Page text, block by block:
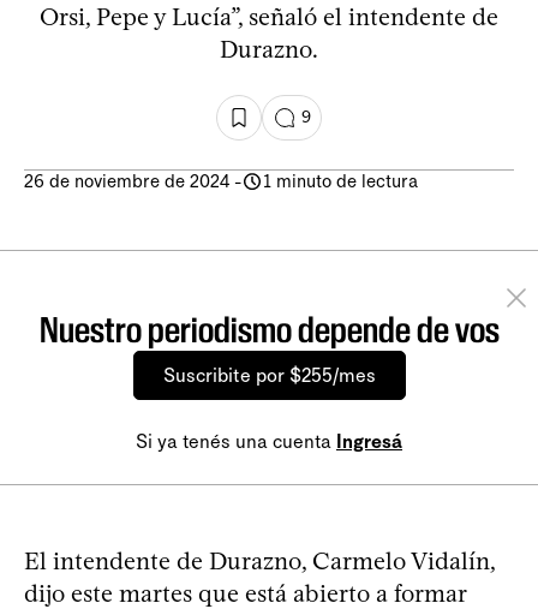
Orsi, Pepe y Lucía”, señaló el intendente de
Durazno.
9
26 de noviembre de 2024 - 1 minuto de lectura
Nuestro periodismo depende de vos
Suscribite por $255/mes
Si ya tenés una cuenta Ingresá
El intendente de Durazno, Carmelo Vidalín,
dijo este martes que está abierto a formar